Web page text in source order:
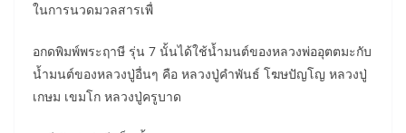
ในการนวดมวลสารเพื่
อกดพิมพ์พระฤาษี รุ่น 7 นั้นได้ใช้น้ำมนต์ของหลวงพ่ออุตตมะกับ
น้ำมนต์ของหลวงปู่อื่นๆ คือ หลวงปู่คำพันธ์ โฆษปัญโญ หลวงปู่
เกษม เขมโก หลวงปู่ครูบาด